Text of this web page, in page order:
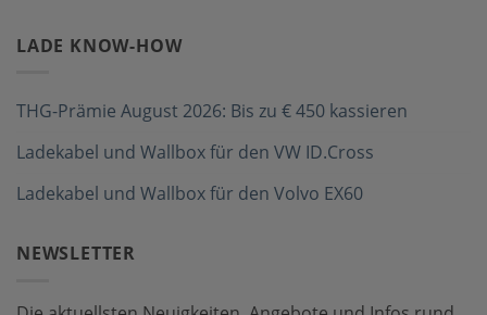
LADE KNOW-HOW
THG-Prämie August 2026: Bis zu € 450 kassieren
Ladekabel und Wallbox für den VW ID.Cross
Ladekabel und Wallbox für den Volvo EX60
NEWSLETTER